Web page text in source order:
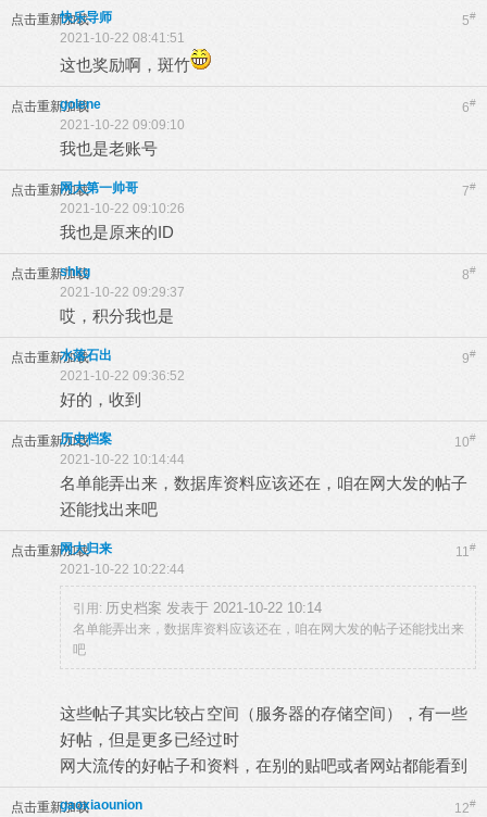
点击重新加载 5#
快乐导师
2021-10-22 08:41:51
这也奖励啊，斑竹
点击重新加载 6#
golene
2021-10-22 09:09:10
我也是老账号
点击重新加载 7#
网大第一帅哥
2021-10-22 09:10:26
我也是原来的ID
点击重新加载 8#
shkg
2021-10-22 09:29:37
哎，积分我也是
点击重新加载 9#
水落石出
2021-10-22 09:36:52
好的，收到
点击重新加载 10#
历史档案
2021-10-22 10:14:44
名单能弄出来，数据库资料应该还在，咱在网大发的帖子
还能找出来吧
点击重新加载 11#
网大归来
2021-10-22 10:22:44
引用: 历史档案 发表于 2021-10-22 10:14
名单能弄出来，数据库资料应该还在，咱在网大发的帖子还能找出来
吧
这些帖子其实比较占空间（服务器的存储空间），有一些
好帖，但是更多已经过时
网大流传的好帖子和资料，在别的贴吧或者网站都能看到
点击重新加载 12#
gaoxiaounion